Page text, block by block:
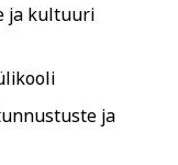
ja kultuuri
ja